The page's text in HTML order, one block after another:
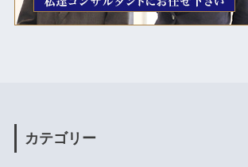
カテゴリー